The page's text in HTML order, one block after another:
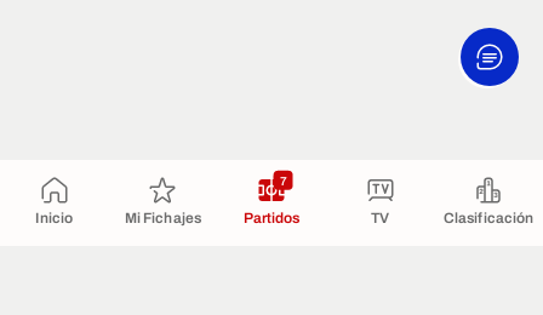
Inicio Mi Fichajes Partidos
7
TV Clasificación